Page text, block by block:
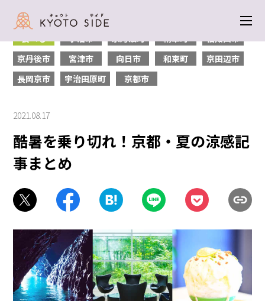
食べる 宇治市 京丹波町 精華町
福知山市
京丹後市
宮津市 向日市 和束町
京田辺市
長岡京市
宇治田原町 京都市
2021.08.17
酷暑を乗り切れ！京都・夏の涼感記
事まとめ